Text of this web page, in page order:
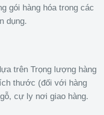
gói hàng hóa trong các
dụng.
trên Trọng lượng hàng
thước (đối với hàng
cự ly nơi giao hàng.